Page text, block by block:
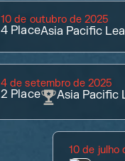
10 de outubro de 2025
4 PlaceAsia Pacific
4 de setembro de 2025
2 Place Asia Pacific
10 de julho